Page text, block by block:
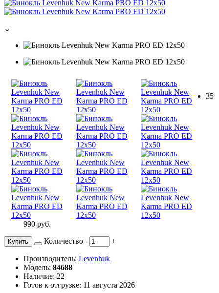
⌄
35
990 руб.
Купить Количество - +
Производитель: Levenhuk
Модель: 84688
Наличие: 22
Готов к отгрузке: 11 августа 2026